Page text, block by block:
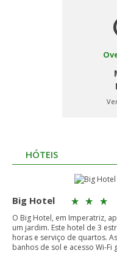
HÓTEIS
Big Hotel
O Big Hotel, em Imperatriz,
um jardim. Este hotel de 3
horas e serviço de quartos.
banhos de sol e acesso Wi-Fi